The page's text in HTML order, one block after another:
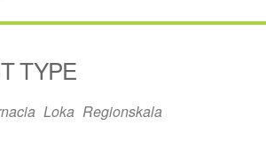
TYPE
Loka Regionskala